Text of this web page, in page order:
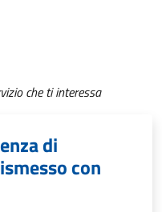
che ti interessa
di
con